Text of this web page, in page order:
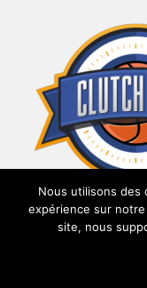
Nous utilisons des
expérience sur
site, nous